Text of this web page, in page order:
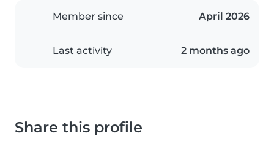
Member since April 2026
Last activity 2 months ago
Share this profile